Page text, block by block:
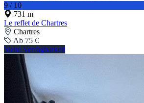
9 / 10
731 m
Le reflet de Chartres
Chartres
Ab 75 €
Siehe Verfügbarkeit